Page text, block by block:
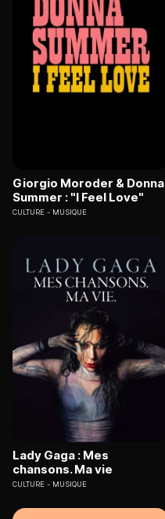
Giorgio Moroder & Donna
Summer : "I Feel Love"
CULTURE MUSIQUE
Lady Gaga : Mes
chansons. Ma vie
CULTURE MUSIQUE